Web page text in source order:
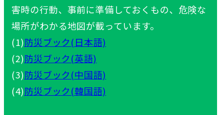
害時の行動、事前に準備しておくもの、危険な
場所がわかる地図が載っています。
(1)防災ブック(日本語)
(2)防災ブック(英語)
(3)防災ブック(中国語)
(4)防災ブック(韓国語)